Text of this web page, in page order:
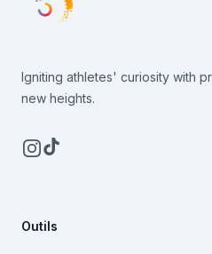
Igniting athletes' curiosity with
new heights.
Instagram
TikTok
Outils